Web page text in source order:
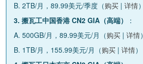
B. 2TB/月，89.99美元/季度（购买 | 详情）
3. 搬瓦工中国香港 CN2 GIA（高端）
：
A. 500GB/月，89.99美元/月（购买 | 详情）
B. 1TB/月，155.99美元/月（购买 | 详情）